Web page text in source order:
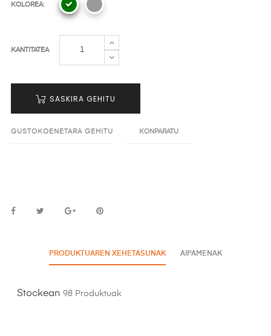
KOLOREA:
KANTITATEA
SASKIRA GEHITU
GUSTOKOENETARA GEHITU KONPARATU
PRODUKTUAREN XEHETASUNAK AIPAMENAK
Stockean 98 Produktuak